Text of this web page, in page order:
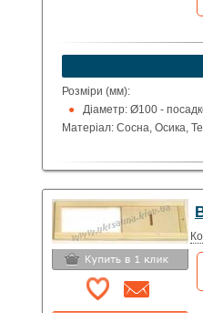
Розміри (мм):
Діаметр: Ø100 -
Матеріал: Сосна, Осика,